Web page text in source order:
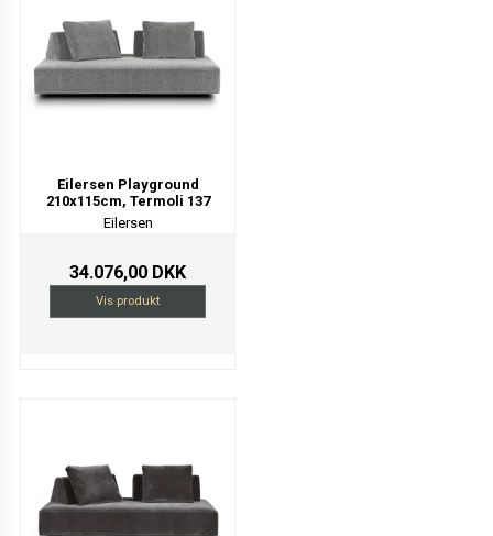
Eilersen Playground
210x115cm, Termoli 137
Eilersen
34.076,00 DKK
Vis produkt